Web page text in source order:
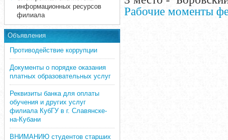
информационных ресурсов
филиала
Объявления
Противодействие коррупции
Документы о порядке оказания
платных образовательных услуг
Реквизиты банка для оплаты
обучения и других услуг
филиала КубГУ в г. Славянске-
на-Кубани
ВНИМАНИЮ студентов старших
Рабочие моменты